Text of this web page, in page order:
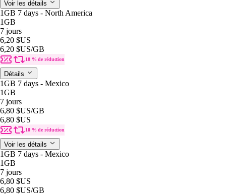
Voir les détails
1GB 7 days - North America
1GB
7 jours
6,20 $US
6,20 $US/GB
10 % de réduction
Détails
1GB 7 days - Mexico
1GB
7 jours
6,80 $US/GB
6,80 $US
10 % de réduction
Voir les détails
1GB 7 days - Mexico
1GB
7 jours
6,80 $US
6,80 $US/GB